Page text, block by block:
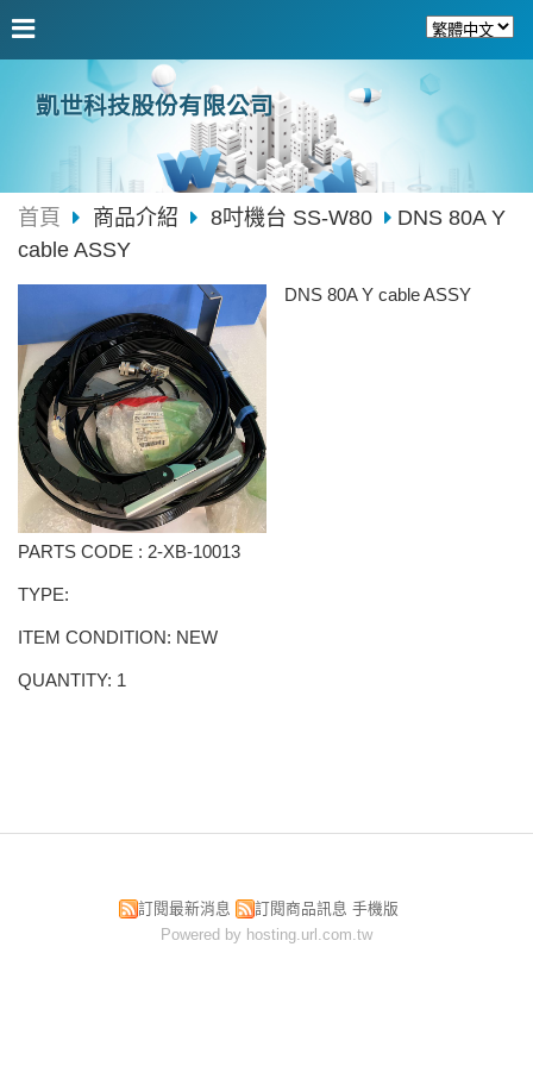
凱世科技股份有限公司
首頁 商品介紹 8吋機台 SS-W80
DNS 80A Y
cable ASSY
DNS 80A Y cable ASSY
PARTS CODE : 2-XB-10013
TYPE:
ITEM CONDITION: NEW
QUANTITY: 1
訂閱最新消息 訂閱商品訊息 手機版
Powered by hosting.url.com.tw